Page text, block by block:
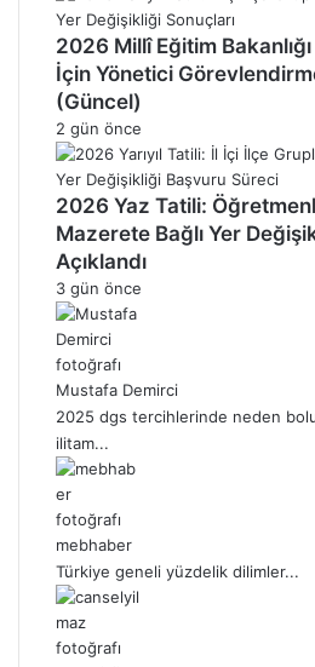
2026 Millî Eğitim
İçin Yönetici
(Güncel)
2 gün önce
2026 Yaz Tatili:
Mazerete Bağlı Yer
Açıklandı
3 gün önce
Mustafa Demirci
2025 dgs tercihlerinde neden
ilitam...
mebhaber
Türkiye geneli yüzdelik dilimler...